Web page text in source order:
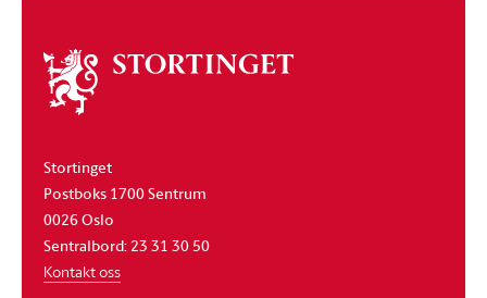
Om
stortinget
Stortinget
Postboks 1700 Sentrum
0026 Oslo
Sentralbord: 23 31 30 50
Kontakt oss